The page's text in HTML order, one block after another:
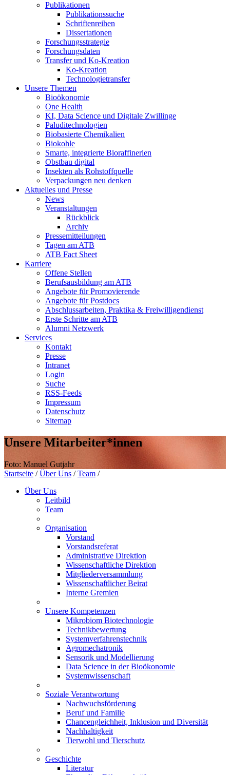
Publikationen
Publikationssuche
Schriftenreihen
Dissertationen
Forschungsstrategie
Forschungsdaten
Transfer und Ko-Kreation
Ko-Kreation
Technologietransfer
Unsere Themen
Bioökonomie
One Health
KI, Data Science und Digitale Zwillinge
Paluditechnologien
Biobasierte Chemikalien
Biokohle
Smarte, integrierte Bioraffinerien
Obstbau digital
Insekten als Rohstoffquelle
Verpackungen neu denken
Aktuelles und Presse
News
Veranstaltungen
Rückblick
Archiv
Pressemitteilungen
Tagen am ATB
ATB Fact Sheet
Karriere
Offene Stellen
Berufsausbildung am ATB
Angebote für Promovierende
Angebote für Postdocs
Abschlussarbeiten, Praktika & Freiwilligendienst
Erste Schritte am ATB
Alumni Netzwerk
Services
Kontakt
Presse
Intranet
Login
Suche
RSS-Feeds
Impressum
Datenschutz
Sitemap
Unsere Mitarbeiter*innen
Foto: Manuel Gutjahr
Startseite / Über Uns / Team /
Über Uns
Leitbild
Team
Organisation
Vorstand
Vorstandsreferat
Administrative Direktion
Wissenschaftliche Direktion
Mitgliederversammlung
Wissenschaftlicher Beirat
Interne Gremien
Unsere Kompetenzen
Mikrobiom Biotechnologie
Technikbewertung
Systemverfahrenstechnik
Agromechatronik
Sensorik und Modellierung
Data Science in der Bioökonomie
Systemwissenschaft
Soziale Verantwortung
Nachwuchsförderung
Beruf und Familie
Chancengleichheit, Inklusion und Diversität
Nachhaltigkeit
Tierwohl und Tierschutz
Geschichte
Literatur